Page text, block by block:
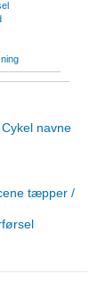
navne
tæpper /